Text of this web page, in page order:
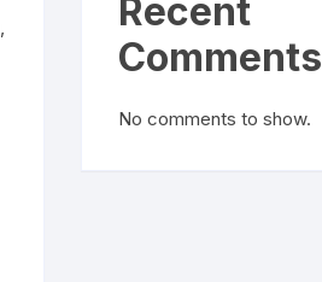
Recent
Comments
No comments to show.